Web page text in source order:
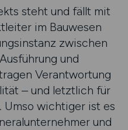
steht und fällt mit
im Bauwesen
zwischen
und
Verantwortung
– und letztlich für
Umso wichtiger ist es
und